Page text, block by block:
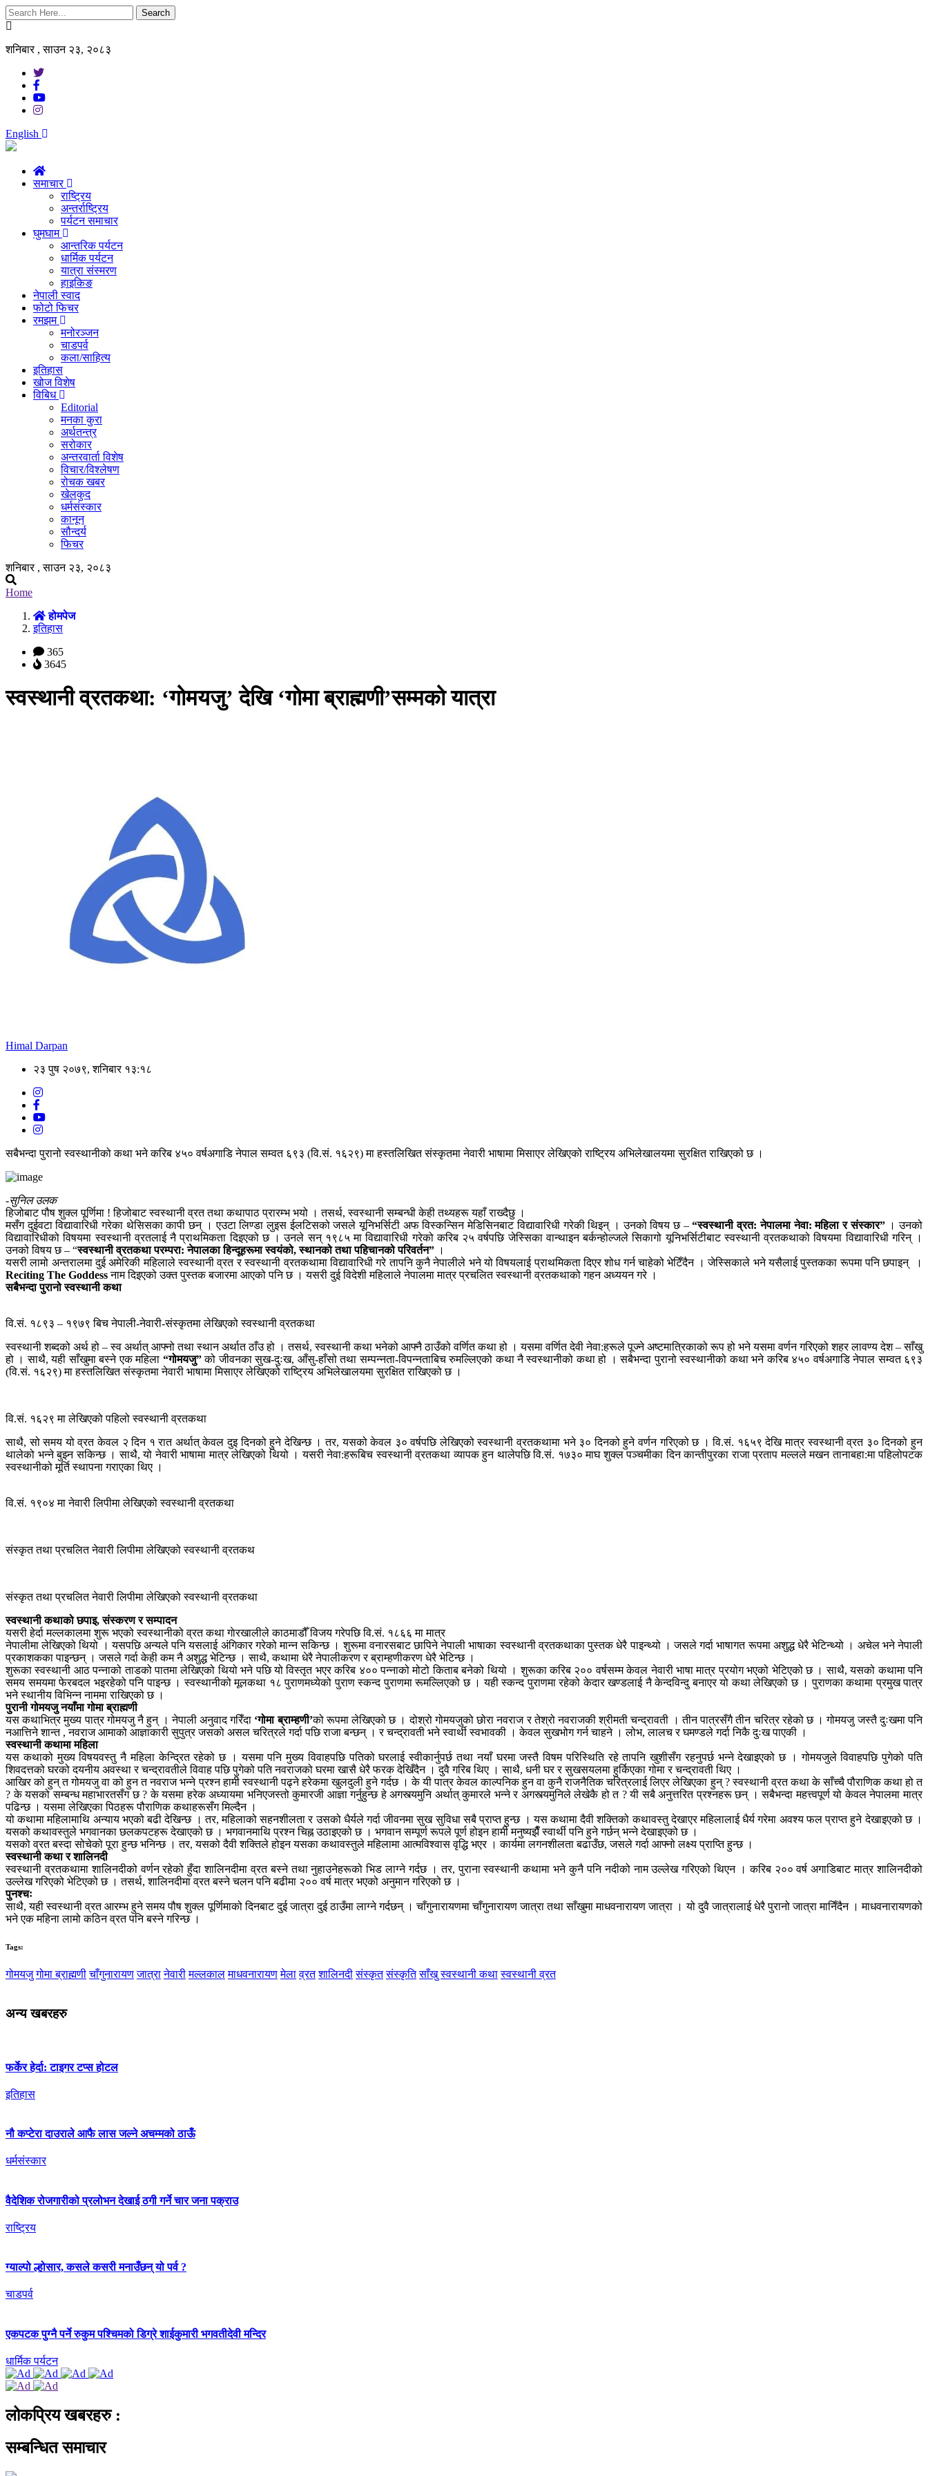
Search
शनिबार , साउन २३, २०८३
English
समाचार
राष्ट्रिय
अन्तर्राष्ट्रिय
पर्यटन समाचार
घुमघाम
आन्तरिक पर्यटन
धार्मिक पर्यटन
यात्रा संस्मरण
हाइकिङ
नेपाली स्वाद
फोटो फिचर
रमझम
मनोरञ्जन
चाडपर्व
कला/साहित्य
इतिहास
खोज विशेष
विबिध
Editorial
मनका कुरा
अर्थतन्त्र
सरोकार
अन्तरवार्ता विशेष
विचार/विश्लेषण
रोचक खबर
खेलकुद
धर्मसंस्कार
कानून
सौन्दर्य
फिचर
शनिबार , साउन २३, २०८३
Home
होमपेज
इतिहास
365
3645
स्वस्थानी व्रतकथा: ‘गोमयजु’ देखि ‘गोमा ब्राह्मणी’सम्मको यात्रा
Himal Darpan
२३ पुष २०७९, शनिबार १३:१८
सबैभन्दा पुरानो स्वस्थानीको कथा भने करिब ४५० वर्षअगाडि नेपाल सम्वत ६९३ (वि.सं. १६२९) मा हस्तलिखित संस्कृतमा नेवारी भाषामा मिसाएर लेखिएको राष्ट्रिय अभिलेखालयमा सुरक्षित राखिएको छ ।
-सुनिल उलक
हिजोबाट पौष शुक्ल पूर्णिमा ! हिजोबाट स्वस्थानी व्रत तथा कथापाठ प्रारम्भ भयो । तसर्थ, स्वस्थानी सम्बन्धी केही तथ्यहरू यहाँ राख्दैछु ।
मसँग दुईवटा विद्यावारिधी गरेका थेसिसका कापी छन् । एउटा लिण्डा लुइस ईलटिसको जसले यूनिभर्सिटी अफ विस्कन्सिन मेडिसिनबाट विद्यावारिधी गरेकी थिइन् । उनको विषय छ –“स्वस्थानी व्रत: नेपालमा नेवा: महिला र संस्कार”। उनको
विद्यावारिधीको विषयमा स्वस्थानी व्रतलाई नै प्राथमिकता दिइएको छ । उनले सन् १९८५ मा विद्यावारिधी गरेको करिब २५ वर्षपछि जेस्सिका वान्थाइन बर्कन्होल्जले सिकागो यूनिभर्सिटीबाट स्वस्थानी व्रतकथाको विषयमा विद्यावारिधी गरिन् ।
उनको विषय छ – “स्वस्थानी व्रतकथा परम्परा: नेपालका हिन्दूहरूमा स्वयंको, स्थानको तथा पहिचानको परिवर्तन” ।
यसरी लामो अन्तरालमा दुई अमेरिकी महिलाले स्वस्थानी व्रत र स्वस्थानी व्रतकथामा विद्यावारिधी गरे तापनि कुनै नेपालीले भने यो विषयलाई प्राथमिकता दिएर शोध गर्न चाहेको भेटिँदैन । जेस्सिकाले भने यसैलाई पुस्तकका रूपमा पनि छपाइन् ।
Reciting The Goddessनाम दिइएको उक्त पुस्तक बजारमा आएको पनि छ । यसरी दुई विदेशी महिलाले नेपालमा मात्र प्रचलित स्वस्थानी व्रतकथाको गहन अध्ययन गरे ।
सबैभन्दा पुरानो स्वस्थानी कथा
वि.सं. १८९३ – १९७९ बिच नेपाली-नेवारी-संस्कृतमा लेखिएको स्वस्थानी व्रतकथा
स्वस्थानी शब्दको अर्थ हो – स्व अर्थात् आफ्नो तथा स्थान अर्थात ठाँउ हो । तसर्थ, स्वस्थानी कथा भनेको आफ्नै ठाउँको वर्णित कथा हो । यसमा वर्णित देवी नेवा:हरूले पूज्ने अष्टमात्रिकाको रूप हो भने यसमा वर्णन गरिएको शहर लावण्य देश – साँखु
हो । साथै, यही साँखुमा बस्ने एक महिला “गोमयजु”को जीवनका सुख-दुःख, आँसु-हाँसो तथा सम्पन्नता-विपन्नताबिच रुमल्लिएको कथा नै स्वस्थानीको कथा हो । सबैभन्दा पुरानो स्वस्थानीको कथा भने करिब ४५० वर्षअगाडि नेपाल सम्वत ६९३
(वि.सं. १६२९) मा हस्तलिखित संस्कृतमा नेवारी भाषामा मिसाएर लेखिएको राष्ट्रिय अभिलेखालयमा सुरक्षित राखिएको छ ।
वि.सं. १६२९ मा लेखिएको पहिलो स्वस्थानी व्रतकथा
साथै, सो समय यो व्रत केवल २ दिन १ रात अर्थात् केवल दुइ दिनको हुने देखिन्छ । तर, यसको केवल ३० वर्षपछि लेखिएको स्वस्थानी व्रतकथामा भने ३० दिनको हुने वर्णन गरिएको छ । वि.सं. १६५९ देखि मात्र स्वस्थानी व्रत ३० दिनको हुन
थालेको भन्ने बुझ्न सकिन्छ । साथै, यो नेवारी भाषामा मात्र लेखिएको थियो । यसरी नेवा:हरूबिच स्वस्थानी व्रतकथा व्यापक हुन थालेपछि वि.सं. १७३० माघ शुक्ल पञ्चमीका दिन कान्तीपुरका राजा प्रताप मल्लले मखन तानाबहा:मा पहिलोपटक
स्वस्थानीको मूर्ति स्थापना गराएका थिए ।
वि.सं. १९०४ मा नेवारी लिपीमा लेखिएको स्वस्थानी व्रतकथा
संस्कृत तथा प्रचलित नेवारी लिपीमा लेखिएको स्वस्थानी व्रतकथ
संस्कृत तथा प्रचलित नेवारी लिपीमा लेखिएको स्वस्थानी व्रतकथा
स्वस्थानी कथाको छपाइ, संस्करण र सम्पादन
यसरी हेर्दा मल्लकालमा शुरू भएको स्वस्थानीको व्रत कथा गाेरखालीले काठमाडौँ विजय गरेपछि वि.सं. १८६६ मा मात्र
नेपालीमा लेखिएको थियो । यसपछि अन्यले पनि यसलाई अंगिकार गरेको मान्न सकिन्छ । शुरूमा वनारसबाट छापिने नेपाली भाषाका स्वस्थानी व्रतकथाका पुस्तक धेरै पाइन्थ्यो । जसले गर्दा भाषागत रूपमा अशुद्ध धेरै भेटिन्थ्यो । अचेल भने नेपाली
प्रकाशकका पाइन्छन् । जसले गर्दा केही कम नै अशुद्ध भेटिन्छ । साथै, कथामा धेरै नेपालीकरण र ब्राम्हणीकरण धेरै भेटिन्छ ।
शुरूका स्वस्थानी आठ पन्नाको ताडको पातमा लेखिएको थियो भने पछि यो विस्तृत भएर करिब ४०० पन्नाको मोटो किताब बनेको थियो । शुरूका करिब २०० वर्षसम्म केवल नेवारी भाषा मात्र प्रयोग भएको भेटिएको छ । साथै, यसको कथामा पनि
समय समयमा फेरबदल भइरहेको पनि पाइन्छ । स्वस्थानीको मूलकथा १८ पुराणमध्येको पुराण स्कन्द पुराणमा रूमल्लिएको छ । यही स्कन्द पुराणमा रहेको केदार खण्डलाई नै केन्दविन्दु बनाएर यो कथा लेखिएको छ । पुराणका कथामा प्रमुख पात्र
भने स्थानीय विभिन्न नाममा राखिएको छ ।
पुरानी गोमयजु नयाँमा गोमा ब्राह्मणी
यस कथाभित्र मुख्य पात्र गोमयजु नै हुन् । नेपाली अनुवाद गरिँदा ‘गोमा ब्राम्हणी’को रूपमा लेखिएको छ । दोश्रो गोमयजुको छोरा नवराज र तेश्रो नवराजकी श्रीमती चन्द्रावती । तीन पात्रसँगै तीन चरित्र रहेको छ । गोमयजु जस्तै दुःखमा पनि
नआत्तिने शान्त , नवराज आमाको आज्ञाकारी सुपुत्र जसको असल चरित्रले गर्दा पछि राजा बन्छन् । र चन्द्रावती भने स्वार्थी स्वभावकी । केवल सुखभोग गर्न चाहने । लोभ, लालच र घमण्डले गर्दा निकै दुःख पाएकी ।
स्वस्थानी कथामा महिला
यस कथाको मुख्य विषयवस्तु नै महिला केन्द्रित रहेको छ । यसमा पनि मुख्य विवाहपछि पतिको घरलाई स्वीकार्नुपर्छ तथा नयाँ घरमा जस्तै विषम परिस्थिति रहे तापनि खुशीसँग रहनुपर्छ भन्ने देखाइएको छ । गोमयजुले विवाहपछि पुगेको पति
शिवदत्तको घरको दयनीय अवस्था र चन्द्रावतीले विवाह पछि पुगेको पति नवराजको घरमा खासै धेरै फरक देखिँदैन । दुवै गरिब थिए । साथै, धनी घर र सुखसयलमा हुर्किएका गोमा र चन्द्रावती थिए ।
आखिर को हुन् त गोमयजु वा को हुन त नवराज भन्ने प्रश्न हामी स्वस्थानी पढ्ने हरेकमा खुलदुली हुने गर्दछ । के यी पात्र केवल काल्पनिक हुन वा कुनै राजनैतिक चरित्रलाई लिएर लेखिएका हुन् ? स्वस्थानी व्रत कथा के साँच्चै पौराणिक कथा हो त
? के यसको सम्बन्ध महाभारतसँग छ ? के यसमा हरेक अध्यायमा भनिएजस्तो कुमारजी आज्ञा गर्नुहुन्छ हे अगस्त्यमुनि अर्थात् कुमारले भन्ने र अगस्त्यमुनिले लेखेकै हो त ? यी सबै अनुत्तरित प्रश्नहरू छन् । सबैभन्दा महत्त्वपूर्ण यो केवल नेपालमा मात्र
पढिन्छ । यसमा लेखिएका पिठहरू पौराणिक कथाहरूसँग मिल्दैन ।
यो कथामा महिलामाथि अन्याय भएको बढी देखिन्छ । तर, महिलाको सहनशीलता र उसको धैर्यले गर्दा जीवनमा सुख सुविधा सबै प्राप्त हुन्छ । यस कथामा दैवी शक्तिको कथावस्तु देखाएर महिलालाई धैर्य गरेमा अवश्य फल प्राप्त हुने देखाइएको छ ।
यसको कथावस्तुले भगवानका छलकपटहरू देखाएको छ । भगवानमाथि प्रश्न चिह्न उठाइएको छ । भगवान सम्पूर्ण रूपले पूर्ण होइन हामी मनुष्यझैँ स्वार्थी पनि हुने गर्छन् भन्ने देखाइएको छ ।
यसको व्रत बस्दा सोचेको पूरा हुन्छ भनिन्छ । तर, यसको दैवी शक्तिले होइन यसका कथावस्तुले महिलामा आत्मविश्वास वृद्धि भएर । कार्यमा लगनशीलता बढाउँछ, जसले गर्दा आफ्नो लक्ष्य प्राप्ति हुन्छ ।
स्वस्थानी कथा र शालिनदी
स्वस्थानी व्रतकथामा शालिनदीको वर्णन रहेको हुँदा शालिनदीमा व्रत बस्ने तथा नुहाउनेहरूको भिड लाग्ने गर्दछ । तर, पुराना स्वस्थानी कथामा भने कुनै पनि नदीको नाम उल्लेख गरिएको थिएन । करिब २०० वर्ष अगाडिबाट मात्र शालिनदीको
उल्लेख गरिएको भेटिएको छ । तसर्थ, शालिनदीमा व्रत बस्ने चलन पनि बढीमा २०० वर्ष मात्र भएको अनुमान गरिएको छ ।
पुनश्चः
साथै, यही स्वस्थानी व्रत आरम्भ हुने समय पौष शुक्ल पूर्णिमाको दिनबाट दुई जात्रा दुई ठाउँमा लाग्ने गर्दछन् । चाँगुनारायणमा चाँगुनारायण जात्रा तथा साँखुमा माधवनारायण जात्रा । यो दुवै जात्रालाई धेरै पुरानो जात्रा मानिँदैन । माधवनारायणको
भने एक महिना लामो कठिन व्रत पनि बस्ने गरिन्छ ।
Tags:
गोमयजु गोमा ब्राह्मणी चाँगुनारायण जात्रा नेवारी मल्लकाल माधवनारायण मेला व्रत शालिनदी संस्कृत संस्कृति साँखु स्वस्थानी कथा स्वस्थानी व्रत
अन्य खबरहरु
फर्केर हेर्दा: टाइगर टप्स होटल
इतिहास
नौ कप्टेरा दाउराले आफै लास जल्ने अचम्मको ठाऊँ
धर्मसंस्कार
वैदेशिक रोजगारीको प्रलोभन देखाई ठगी गर्ने चार जना पक्राउ
राष्ट्रिय
ग्याल्पो ल्होसार, कसले कसरी मनाउँछन् यो पर्व ?
चाडपर्व
एकपटक पुग्‍नै पर्ने रुकुम पश्चिमको डिग्रे शाईकुमारी भगवतीदेवी मन्दिर
धार्मिक पर्यटन
लोकप्रिय खबरहरु :
सम्बन्धित समाचार